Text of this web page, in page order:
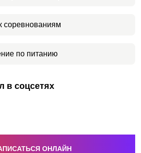
соревнованиям
по питанию
в соцсетях
ОНЛАЙН